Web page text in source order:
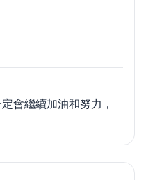
會繼續加油和努力，